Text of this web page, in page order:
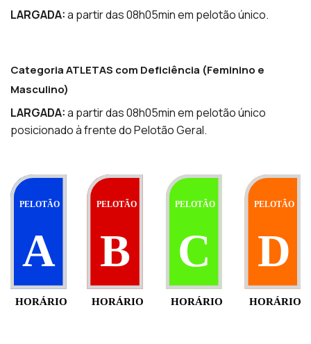
LARGADA:a partir das 08h05min em pelotão único.
Categoria ATLETAS com Deficiência (Feminino e
Masculino)
LARGADA:a partir das 08h05min em pelotão único
posicionado à frente do Pelotão Geral.